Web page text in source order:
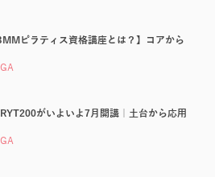
ピラティス資格講座とは？】コアから
がいよいよ7月開講｜土台から応用